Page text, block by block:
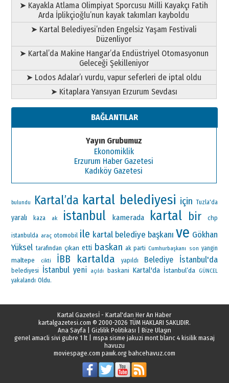
➤ Kayakla Atlama Olimpiyat Sporcusu Milli Kayakçı Fatih
Arda İplikçioğlu’nun kayak takımları kayboldu
➤ Kartal Belediyesi’nden Engelsiz Yaşam Festivali
Düzenliyor
➤ Kartal’da Makine Hangar’da Endüstriyel Otomasyonun
Geleceği Şekilleniyor
➤ Lodos Adalar’ı vurdu, vapur seferleri de iptal oldu
➤ Kitaplara Yansıyan Erzurum Sevdası
BAĞLANTILAR
Yayın Grubumuz
Ekonomiklik
Erzurum Haber Gazetesi
Kadıköy Gazetesi
bulundu Kartal’da kartal belediyesi için Tuzla'da
yaralı kaza ak istanbul kamerada kartal bir chp
istanbulda araç otomobil ile kartal belediye başkanı ve Gökhan
Yüksel tarafından çıkan etti baskan ak parti Cumhurbaşkanı son yangin
maltepe cikti İBB kartalda yapıldı Belediye İstanbul'da
belediyesi İstanbul yeni açıldı baskani Kartal'da İstanbul’da GÜNCEL
yakalandı Oldu.
Kartal Gazetesİ - Kartal'dan Her An Haber
kartalgazetesi.com © 2000-2026 TÜM HAKLARI SAKLIDIR.
Ana Sayfa| Gizlilik Politikası
Bize Ulaşın
genel amacli sivi gubre 1 lt| mspa sisme jakuzi mont blanc 4 kisilik masaj
havuzu
moviespage.com pawk.org bahcehavuz.com